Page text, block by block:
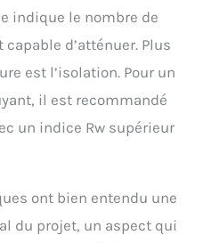
indique le nombre de
d’atténuer. Plus
est l’isolation. Pour un
il est recommandé
un indice Rw supérieur
ont bien entendu une
du projet, un aspect qui